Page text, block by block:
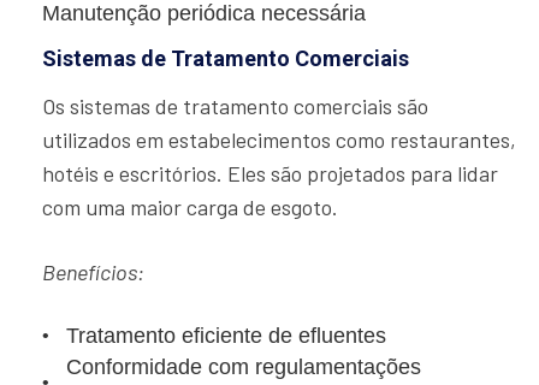
Manutenção periódica necessária
Sistemas de Tratamento Comerciais
Os sistemas de tratamento comerciais são
utilizados em estabelecimentos como restaurantes,
hotéis e escritórios. Eles são projetados para lidar
com uma maior carga de esgoto.
Benefícios:
Tratamento eficiente de efluentes
Conformidade com regulamentações